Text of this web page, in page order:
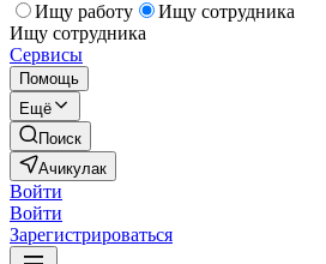
Ищу работу
Ищу сотрудника
Ищу сотрудника
Сервисы
Помощь
Ещё
Поиск
Ачикулак
Войти
Войти
Зарегистрироваться